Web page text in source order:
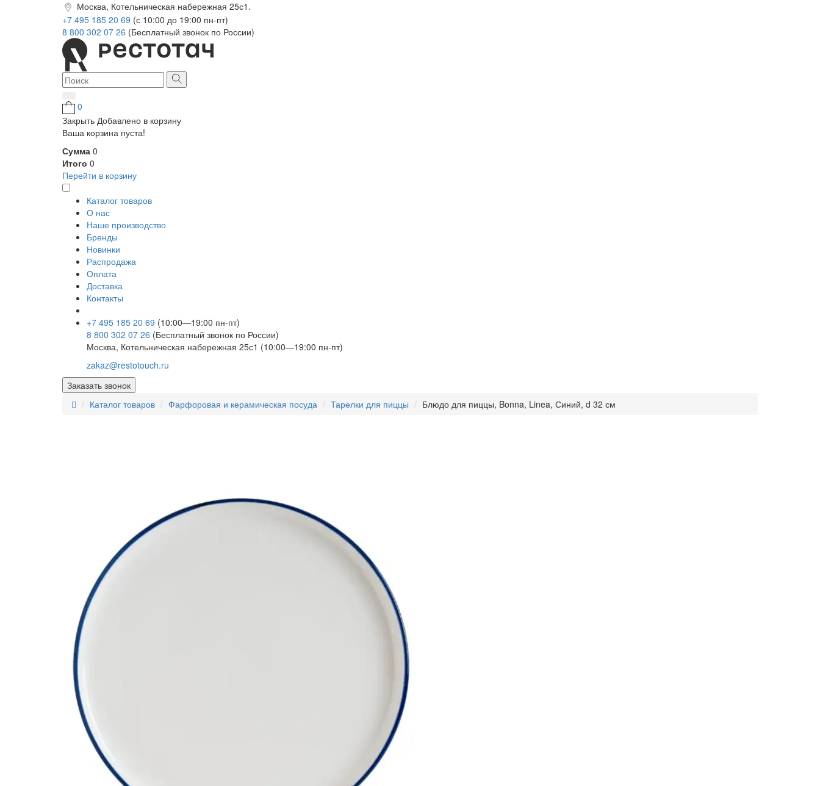
Москва, Котельническая набережная 25с1.
+7 495 185 20 69 (с 10:00 до 19:00 пн-пт)
8 800 302 07 26 (Бесплатный звонок по России)
0
Закрыть Добавлено в корзину
Ваша корзина пуста!
Сумма 0
Итого 0
Перейти в корзину
Каталог товаров
О нас
Наше производство
Бренды
Новинки
Распродажа
Оплата
Доставка
Контакты
+7 495 185 20 69 (10:00—19:00 пн-пт)
8 800 302 07 26 (Бесплатный звонок по России)
Москва, Котельническая набережная 25с1 (10:00—19:00 пн-пт)
zakaz@restotouch.ru
Заказать звонок
Каталог товаров
Фарфоровая и керамическая посуда Тарелки для пиццы Блюдо для пиццы, Bonna, Linea, Синий, d 32 см